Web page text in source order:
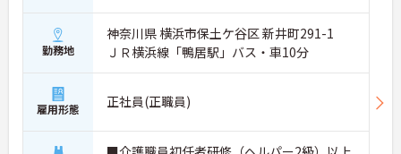
勤務地
神奈川県 横浜市保土ケ谷区 新井町291-1
ＪＲ横浜線「鴨居駅」バス・車10分
雇用形態 正社員(正職員)